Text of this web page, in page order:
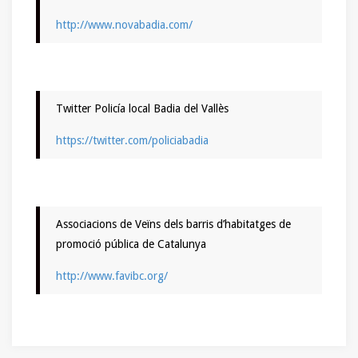
http://www.novabadia.com/
Twitter Policía local Badia del Vallès
https://twitter.com/policiabadia
Associacions de Veïns dels barris d’habitatges de
promoció pública de Catalunya
http://www.favibc.org/